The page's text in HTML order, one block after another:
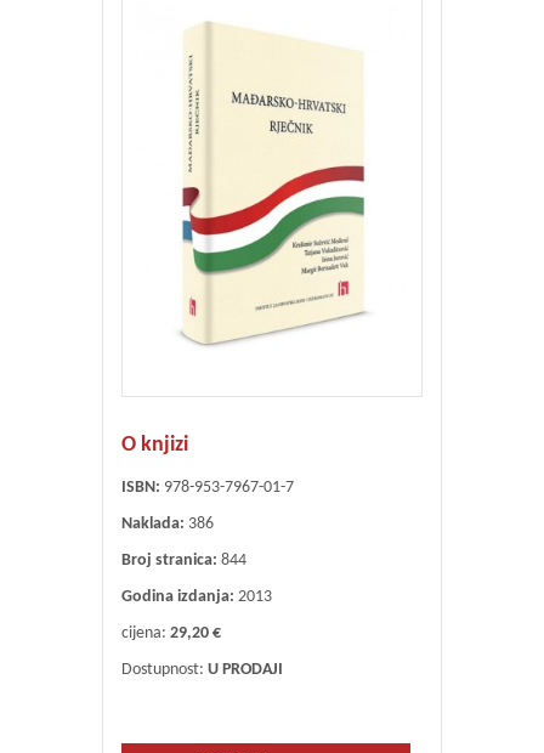
O knjizi
ISBN: 978-953-7967-01-7
Naklada: 386
Broj stranica: 844
Godina izdanja: 2013
cijena: 29,20 €
Dostupnost: U PRODAJI